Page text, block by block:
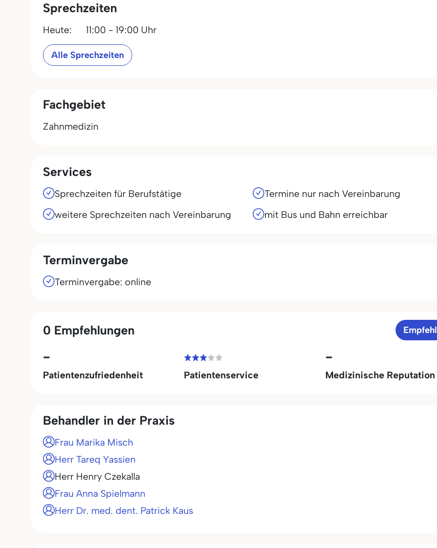
Sprechzeiten
Heute: 11:00 - 19:00 Uhr
Alle Sprechzeiten
Fachgebiet
Zahnmedizin
Services
Sprechzeiten für Berufstätige
Termine nur nach Vereinbarung
weitere Sprechzeiten nach Vereinbarung
mit Bus und Bahn erreichbar
Terminvergabe
Terminvergabe: online
0 Empfehlungen
-
Patientenzufriedenheit Patientenservice
-
Medizinische Reputation
Behandler in der Praxis
Frau Marika Misch
Herr Tareq Yassien
Herr Henry Czekalla
Frau Anna Spielmann
Herr Dr. med. dent. Patrick Kaus